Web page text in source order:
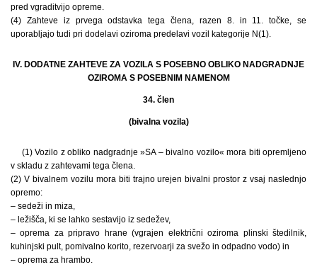
pred vgraditvijo opreme.
(4) Zahteve iz prvega odstavka tega člena, razen 8. in 11. točke, se
uporabljajo tudi pri dodelavi oziroma predelavi vozil kategorije N(1).
IV. DODATNE ZAHTEVE ZA VOZILA S POSEBNO OBLIKO NADGRADNJE
OZIROMA S POSEBNIM NAMENOM
34. člen
(bivalna vozila)
(1) Vozilo z obliko nadgradnje »SA – bivalno vozilo« mora biti opremljeno
v skladu z zahtevami tega člena.
(2) V bivalnem vozilu mora biti trajno urejen bivalni prostor z vsaj naslednjo
opremo:
– sedeži in miza,
– ležišča, ki se lahko sestavijo iz sedežev,
– oprema za pripravo hrane (vgrajen električni oziroma plinski štedilnik,
kuhinjski pult, pomivalno korito, rezervoarji za svežo in odpadno vodo) in
– oprema za hrambo.